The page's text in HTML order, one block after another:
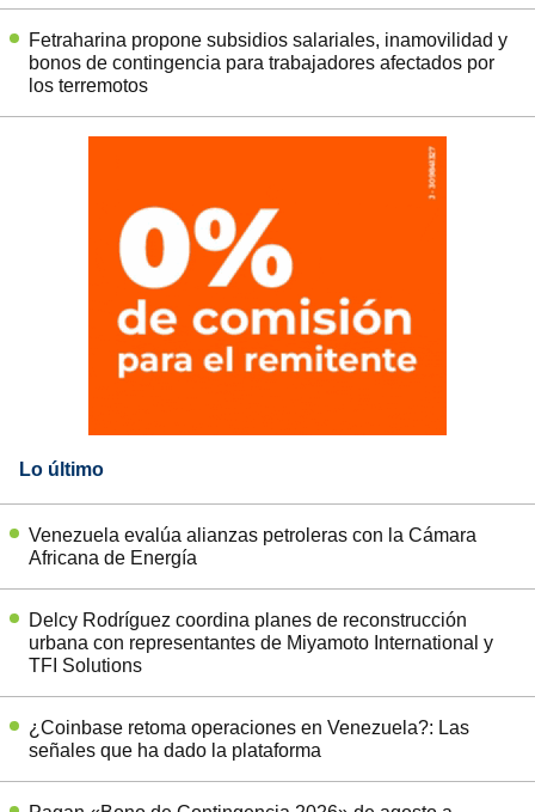
Fetraharina propone subsidios salariales, inamovilidad y
bonos de contingencia para trabajadores afectados por
los terremotos
Lo último
Venezuela evalúa alianzas petroleras con la Cámara
Africana de Energía
Delcy Rodríguez coordina planes de reconstrucción
urbana con representantes de Miyamoto International y
TFI Solutions
¿Coinbase retoma operaciones en Venezuela?: Las
señales que ha dado la plataforma